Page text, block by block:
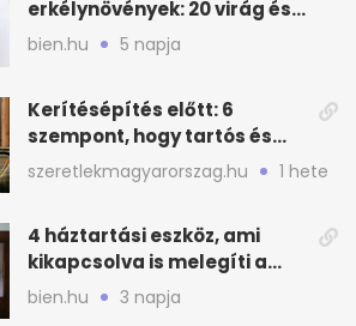
erkélynövények: 20 virág és
cserje a forró nyárra
bien.hu 5 napja
Kerítésépítés előtt: 6
szempont, hogy tartós és
praktikus legyen
szeretlekmagyarorszag.hu 1 hete
4 háztartási eszköz, ami
kikapcsolva is melegíti a
lakást
bien.hu 3 napja